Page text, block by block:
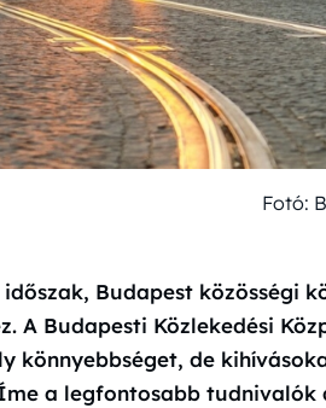
Fotó:
Budapest közösségi
A Budapesti Közlekedési
könnyebbséget, de
a legfontosabb tudnivalók